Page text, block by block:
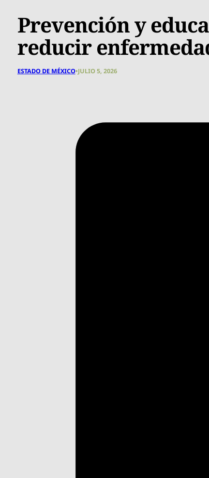
Prevención y
reducir
ESTADO DE MÉXICO•JULIO 5, 2026